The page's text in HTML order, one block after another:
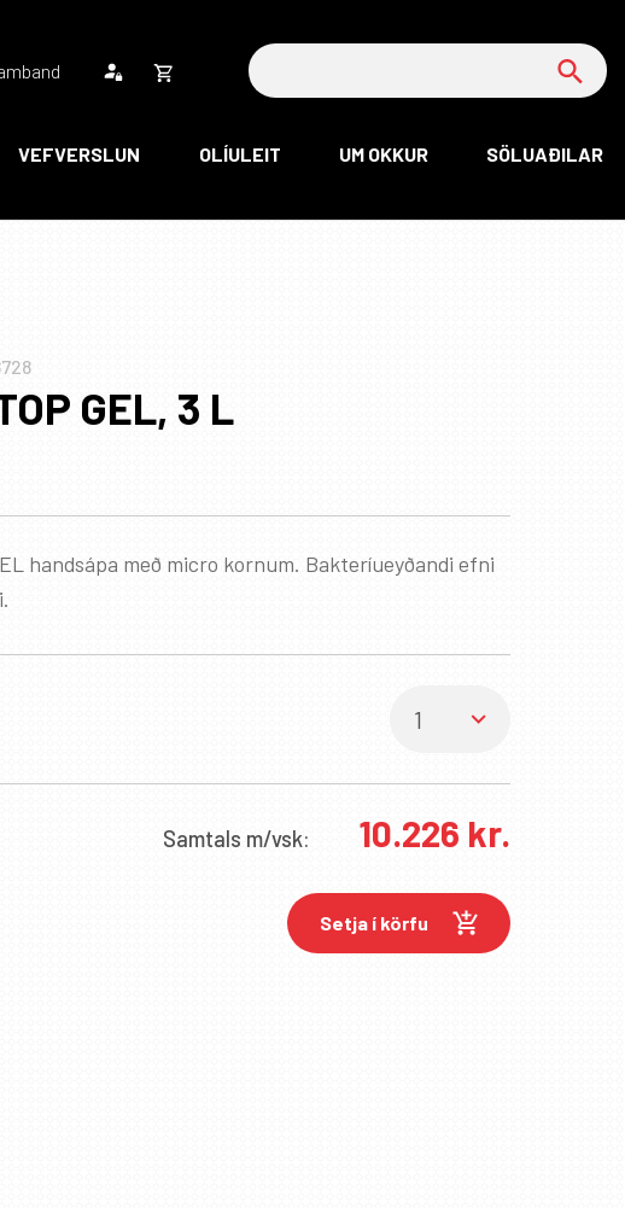
VEFVERSLUN OLÍULEIT UM OKKUR SÖLUAÐILAR
Opna
körfu
Leita
GEL, 3 L
handsápa með micro kornum. Bakteríueyðandi efni
Samtals m/vsk: 10.226 kr.
Setja í körfu